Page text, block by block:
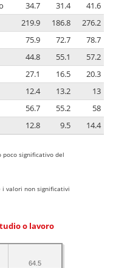
34.7 31.4
41.6
219.9 186.8
276.2
75.9 72.7
78.7
44.8 55.1
57.2
27.1 16.5
20.3
12.4 13.2
13
56.7 55.2
58
12.8 9.5 14.4
significativo del
i valori non significativi
o lavoro
64.5